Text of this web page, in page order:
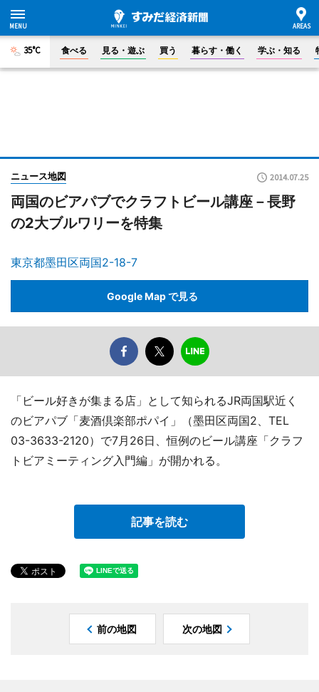
35°C 食べる 見る・遊ぶ 買う 暮らす・働く 学ぶ・知る
ニュース地図 2014.07.25
両国のビアパブでクラフトビール講座－長野
の2大ブルワリーを特集
東京都墨田区両国2-18-7
Google Map で見る
「ビール好きが集まる店」として知られるJR両国駅近く
のビアパブ「麦酒倶楽部ポパイ」（墨田区両国2、TEL
03-3633-2120）で7月26日、恒例のビール講座「クラフ
トビアミーティング入門編」が開かれる。
記事を読む
前の地図 次の地図